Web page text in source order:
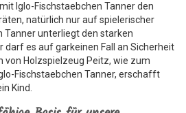
Iglo-Fischstaebchen Tanner den
natürlich nur auf spielerischer
Tanner unterliegt den starken
darf es auf garkeinen Fall an Sicherheit
von Holzspielzeug Peitz, wie zum
Fischstaebchen Tanner, erschafft
Kind.